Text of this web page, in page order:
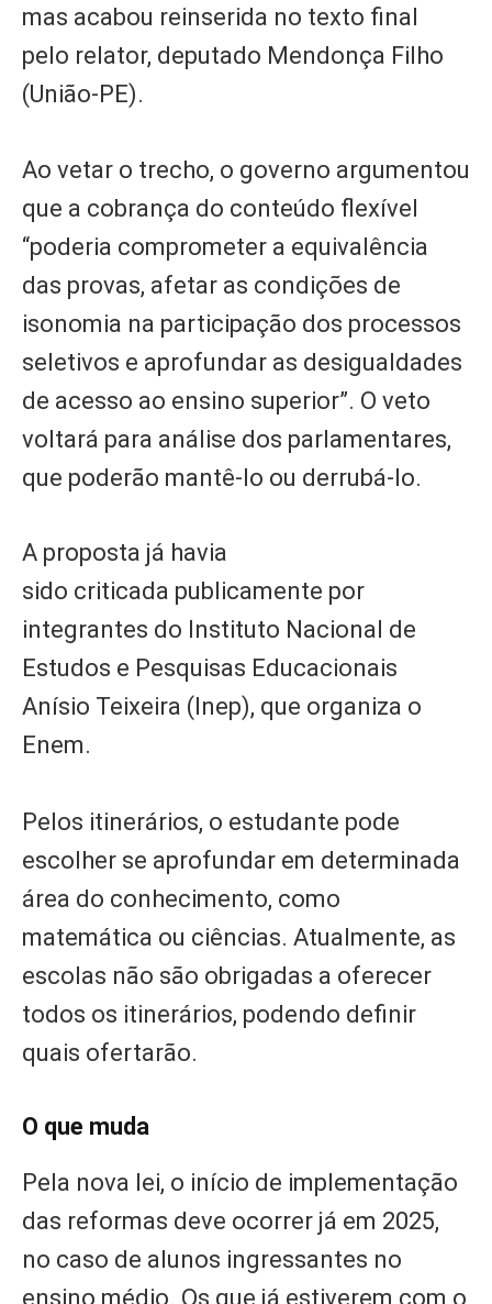
mas acabou reinserida no texto final
pelo relator, deputado Mendonça Filho
(União-PE).
Ao vetar o trecho, o governo argumentou
que a cobrança do conteúdo flexível
“poderia comprometer a equivalência
das provas, afetar as condições de
isonomia na participação dos processos
seletivos e aprofundar as desigualdades
de acesso ao ensino superior”. O veto
voltará para análise dos parlamentares,
que poderão mantê-lo ou derrubá-lo.
A proposta já havia
sido criticada publicamente por
integrantes do Instituto Nacional de
Estudos e Pesquisas Educacionais
Anísio Teixeira (Inep), que organiza o
Enem.
Pelos itinerários, o estudante pode
escolher se aprofundar em determinada
área do conhecimento, como
matemática ou ciências. Atualmente, as
escolas não são obrigadas a oferecer
todos os itinerários, podendo definir
quais ofertarão.
O que muda
Pela nova lei, o início de implementação
das reformas deve ocorrer já em 2025,
no caso de alunos ingressantes no
ensino médio. Os que já estiverem com o